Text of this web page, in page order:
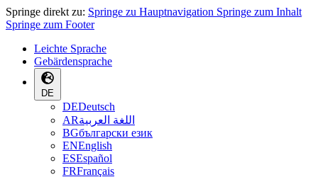
Springe direkt zu: Springe zu Hauptnavigation Springe zum Inhalt
Springe zum Footer
Leichte Sprache
Gebärdensprache
DE
DEDeutsch
ARاللغة العربية
BGбългарски език
ENEnglish
ESEspañol
FRFrançais